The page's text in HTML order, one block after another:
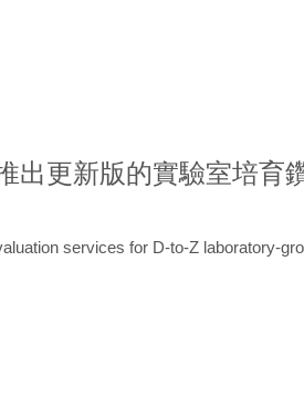
推出更新版的實驗室培育
services for D-to-Z laboratory-